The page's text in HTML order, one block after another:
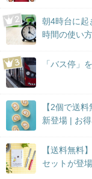
朝4時台に起
時間の使い方
「バス停」
【2個で送
新登場 | お
【送料無料
セットが登